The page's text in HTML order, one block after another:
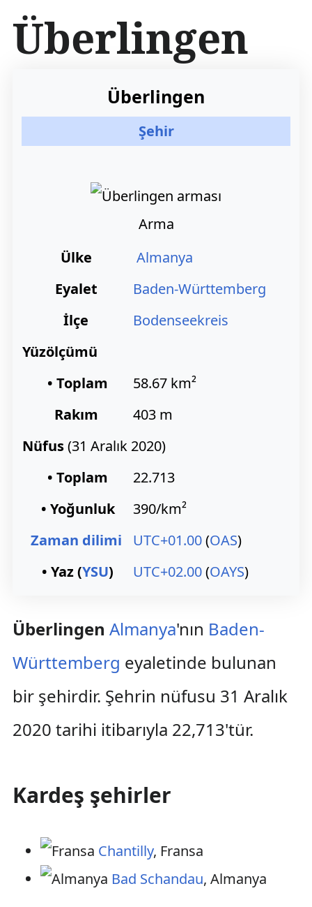
ç
Überlingen
Überlingen
Şehir
Arma
Ülke
Almanya
Eyalet
Baden-Württemberg
İlçe
Bodenseekreis
Yüzölçümü
• Toplam
58.67 km²
Rakım
403 m
Nüfus(31 Aralık 2020)
• Toplam
22.713
• Yoğunluk
390/km²
Zaman dilimi
UTC+01.00(OAS)
• Yaz (YSU) UTC+02.00(OAYS)
Überlingen Almanya'nın Baden-
Württemberg eyaletinde bulunan
bir şehirdir. Şehrin nüfusu 31 Aralık
2020 tarihi itibarıyla 22,713'tür.
Kardeş şehirler
Chantilly, Fransa
Bad Schandau, Almanya